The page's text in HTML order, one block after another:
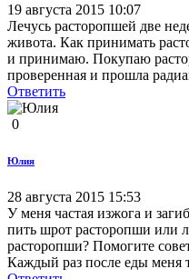
19 августа 2015 10:07
Лечусь расторопшей две
живота. Как принимать
и принимаю. Покупаю
проверенная и прошла
Ответить
0
Юлия
28 августа 2015 15:53
У меня частая изжога и
пить шрот расторопши или
расторопши? Помогите
Каждый раз после еды меня